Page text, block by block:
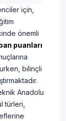
için,
önemli
puanları
bilinçli
Anadolu
türleri,